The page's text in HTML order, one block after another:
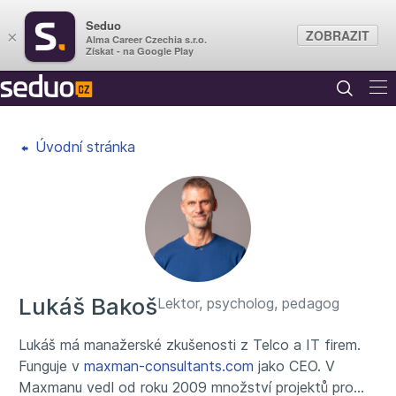
Úvodní stránka
Lukáš BakošLektor, psycholog, pedagog
Lukáš má manažerské zkušenosti z Telco a IT firem.
Funguje v maxman-consultants.com jako CEO. V
Maxmanu vedl od roku 2009 množství projektů pro
×
Seduo
Alma Career Czechia s.r.o.
Získat - na Google Play
ZOBRAZIT